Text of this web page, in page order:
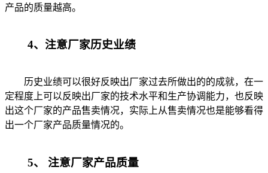
产品的质量越高。
4、注意厂家历史业绩
历史业绩可以很好反映出厂家过去所做出的的成就，在一
定程度上可以反映出厂家的技术水平和生产协调能力，也反映
出这个厂家的产品售卖情况，实际上从售卖情况也是能够看得
出一个厂家产品质量情况的。
5、 注意厂家产品质量